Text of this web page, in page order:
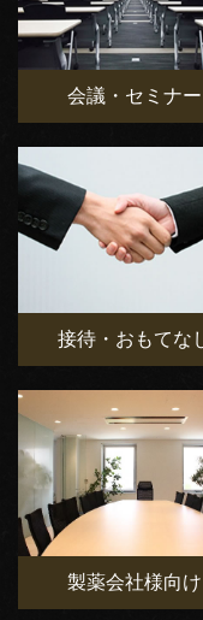
会議・セミナー
接待・おもてな
製薬会社様向け